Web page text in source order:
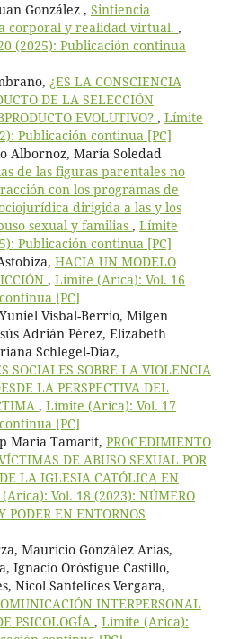
González , Sintiencia
corporal y realidad virtual. ,
(2025): Publicación continua
¿ES LA CONSCIENCIA
DE LA SELECCIÓN
EVOLUTIVO? , Límite
Publicación continua [PC]
Albornoz, María Soledad
de las figuras parentales no
con los programas de
dirigida a las y los
sexual y familias , Límite
Publicación continua [PC]
HACIA UN MODELO
, Límite (Arica): Vol. 16
[PC]
Visbal-Berrio, Milgen
Adrián Pérez, Elizabeth
Schlegel-Díaz,
SOCIALES SOBRE LA VIOLENCIA
LA PERSPECTIVA DEL
, Límite (Arica): Vol. 17
[PC]
Maria Tamarit, PROCEDIMIENTO
DE ABUSO SEXUAL POR
LA IGLESIA CATÓLICA EN
Vol. 18 (2023): NÚMERO
PODER EN ENTORNOS
Mauricio González Arias,
Ignacio Oróstigue Castillo,
Nicol Santelices Vergara,
INTERPERSONAL
PSICOLOGÍA , Límite (Arica):